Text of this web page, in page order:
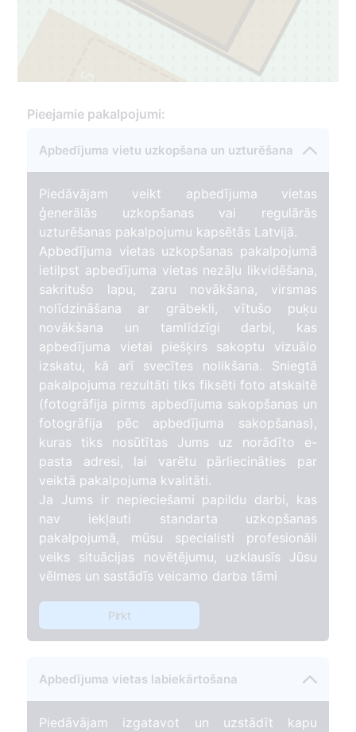
5
Pieejamie pakalpojumi:
Apbedījuma vietu uzkopšana un uzturēšana
Piedāvājam veikt apbedījuma vietas
ģenerālās uzkopšanas vai regulārās
uzturēšanas pakalpojumu kapsētās Latvijā.
Apbedījuma vietas uzkopšanas pakalpojumā
ietilpst apbedījuma vietas nezāļu likvidēšana,
sakritušo lapu, zaru novākšana, virsmas
nolīdzināšana ar grābekli, vītušo puķu
novākšana un tamlīdzīgi darbi, kas
apbedījuma vietai piešķirs sakoptu vizuālo
izskatu, kā arī svecītes nolikšana. Sniegtā
pakalpojuma rezultāti tiks fiksēti foto atskaitē
(fotogrāfija pirms apbedījuma sakopšanas un
fotogrāfija pēc apbedījuma sakopšanas),
kuras tiks nosūtītas Jums uz norādīto e-
pasta adresi, lai varētu pārliecināties par
veiktā pakalpojuma kvalitāti.
Ja Jums ir nepieciešami papildu darbi, kas
nav iekļauti standarta uzkopšanas
pakalpojumā, mūsu specialisti profesionāli
veiks situācijas novētējumu, uzklausīs Jūsu
vēlmes un sastādīs veicamo darba tāmi
Pirkt
Apbedījuma vietas labiekārtošana
Piedāvājam izgatavot un uzstādīt kapu